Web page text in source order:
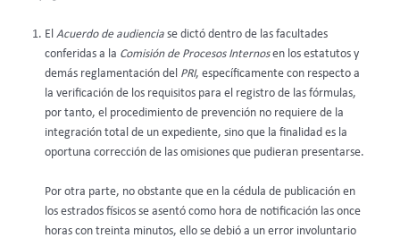
El Acuerdo de audiencia se dictó dentro de las facultades
conferidas a la Comisión de Procesos Internosen los estatutos y
demás reglamentación del PRI, específicamente con respecto a
la verificación de los requisitos para el registro de las fórmulas,
por tanto, el procedimiento de prevención no requiere de la
integración total de un expediente, sino que la finalidad es la
oportuna corrección de las omisiones que pudieran presentarse.
Por otra parte, no obstante que en la cédula de publicación en
los estrados físicos se asentó como hora de notificación las once
horas con treinta minutos, ello se debió a un error involuntario